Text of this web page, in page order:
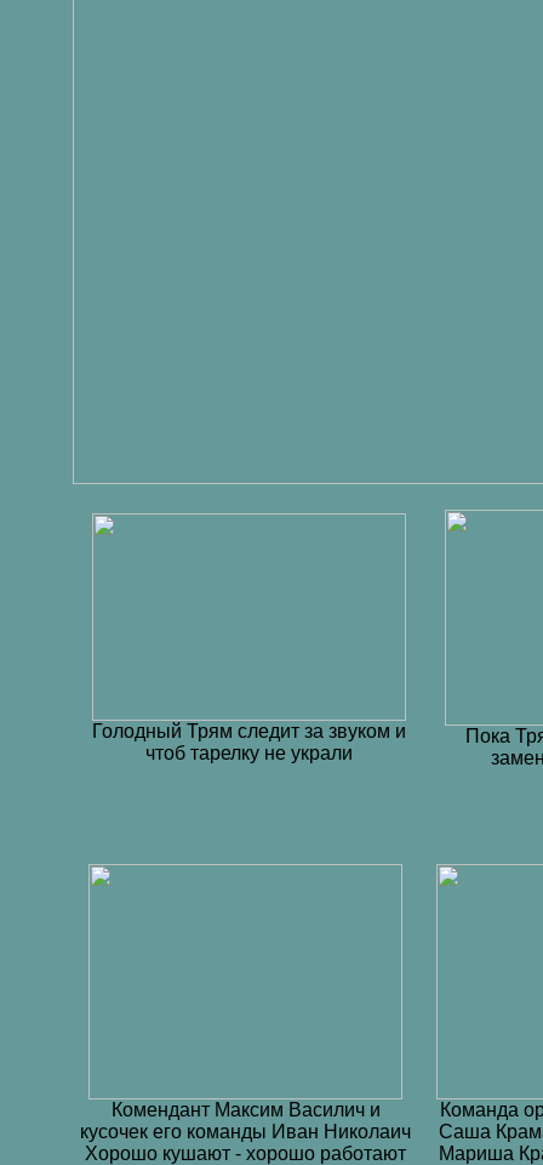
Голодный Трям следит за звуком и
чтоб тарелку не украли
Пока
Комендант Максим Василич и
кусочек его команды Иван Николаич
Хорошо кушают - хорошо работают
Команда
Саша
Мариша